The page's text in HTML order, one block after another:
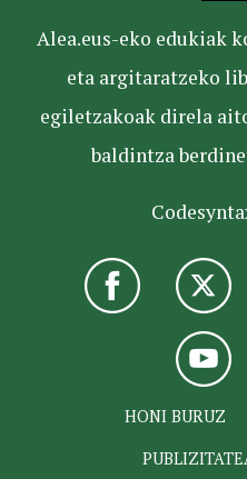
Alea.eus-eko edukiak
eta argitaratzeko
egiletzakoak direla
baldintza
HONI BURUZ